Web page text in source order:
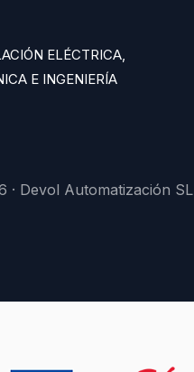
ELÉCTRICA,
E INGENIERÍA
· Devol Automatización SL